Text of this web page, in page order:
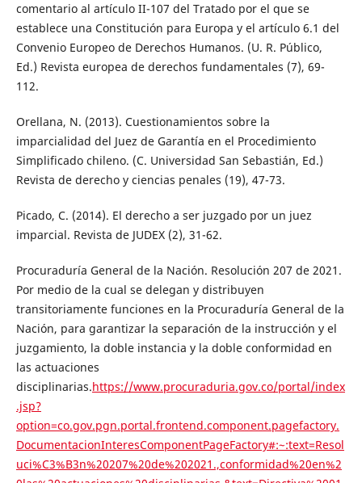
comentario al artículo II-107 del Tratado por el que se
establece una Constitución para Europa y el artículo 6.1 del
Convenio Europeo de Derechos Humanos. (U. R. Público,
Ed.) Revista europea de derechos fundamentales (7), 69-
112.
Orellana, N. (2013). Cuestionamientos sobre la
imparcialidad del Juez de Garantía en el Procedimiento
Simplificado chileno. (C. Universidad San Sebastián, Ed.)
Revista de derecho y ciencias penales (19), 47-73.
Picado, C. (2014). El derecho a ser juzgado por un juez
imparcial. Revista de JUDEX (2), 31-62.
Procuraduría General de la Nación. Resolución 207 de 2021.
Por medio de la cual se delegan y distribuyen
transitoriamente funciones en la Procuraduría General de la
Nación, para garantizar la separación de la instrucción y el
juzgamiento, la doble instancia y la doble conformidad en
las actuaciones
disciplinarias.https://www.procuraduria.gov.co/portal/index
.jsp?
option=co.gov.pgn.portal.frontend.component.pagefactory.
DocumentacionInteresComponentPageFactory#:~:text=Resol
uci%C3%B3n%20207%20de%202021.,conformidad%20en%2